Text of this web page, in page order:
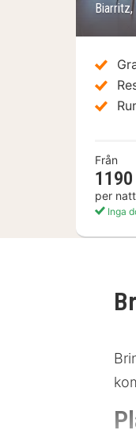
Från
per
Inga